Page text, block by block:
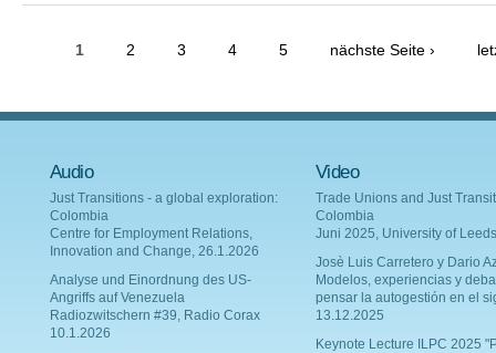
1 2 3 4 5 nächste Seite ›
Audio
Just Transitions - a global exploration:
Colombia
Centre for Employment Relations,
Innovation and Change, 26.1.2026
Analyse und Einordnung des US-
Angriffs auf Venezuela
Radiozwitschern #39, Radio Corax
10.1.2026
Video
Trade Unions and Just
Colombia
Juni 2025, University of Leeds
Josè Luis Carretero y Dario
Modelos, experiencias y
pensar la autogestión en el
13.12.2025
Keynote Lecture ILPC 2025